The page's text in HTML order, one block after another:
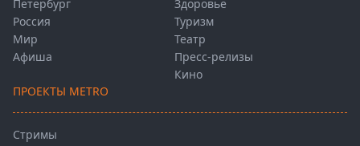
Петербург
Россия
Мир
Афиша
Здоровье
Туризм
Театр
Пресс-релизы
Кино
ПРОЕКТЫ METRO
Стримы